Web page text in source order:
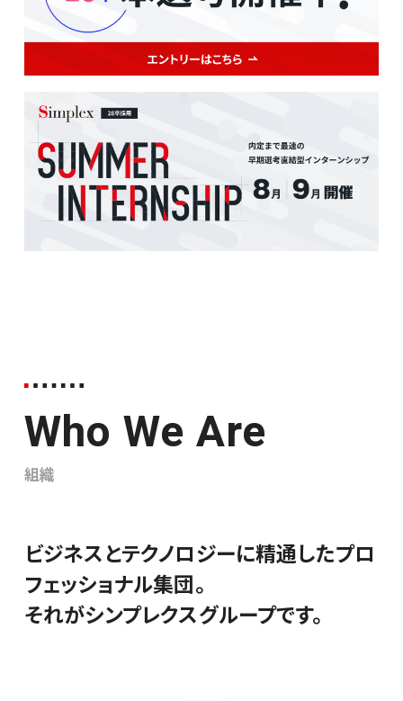
Who We Are
組織
ビジネスとテクノロジーに精通したプロ
フェッショナル集団。
それがシンプレクスグループです。